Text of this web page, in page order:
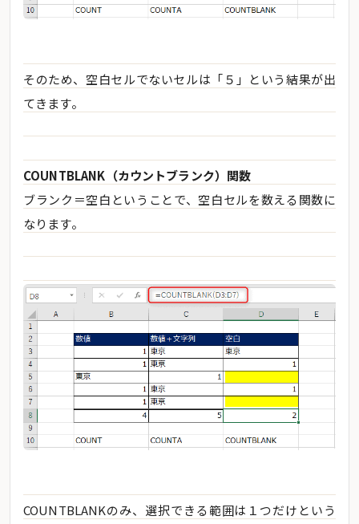
そのため、空白セルでないセルは「５」という結果が出
てきます。
COUNTBLANK（カウントブランク）関数
ブランク＝空白ということで、空白セルを数える関数に
なります。
COUNTBLANKのみ、選択できる範囲は１つだけという